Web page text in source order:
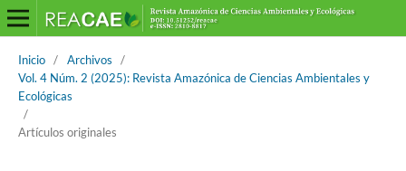
Inicio / Archivos
/
Vol. 4 Núm. 2 (2025): Revista Amazónica de Ciencias Ambientales y
Ecológicas
/
Artículos originales